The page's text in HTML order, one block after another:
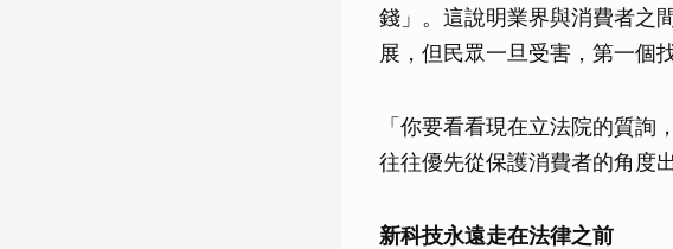
錢」。這說明業界與消費者之
展，但民眾一旦受害，第一個
「你要看看現在立法院的質詢
往往優先從保護消費者的角度
新科技永遠走在法律之前